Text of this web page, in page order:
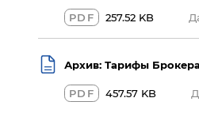
PDF 257.52 KB
Архив: Тарифы Брокера
PDF 457.57 KB